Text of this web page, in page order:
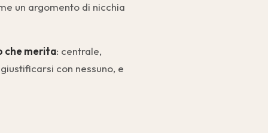
un argomento di nicchia
che merita: centrale,
con nessuno, e